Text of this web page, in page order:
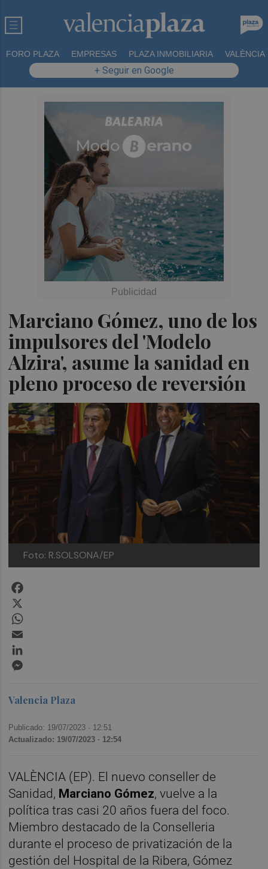
FORO PLAZA EMPRESAS PLAZA INMOBILIARIA VALÈNCIA
+ Seguir en Google
Marciano Gómez, uno de los
impulsores del 'Modelo
Alzira', asume la sanidad en
pleno proceso de reversión
Foto: R.SOLSONA/EP
Valencia Plaza
Publicado: 19/07/2023 · 12:51
Actualizado: 19/07/2023 · 12:54
VALÈNCIA (EP). El nuevo conseller de
Sanidad, Marciano Gómez, vuelve a la
política tras casi 20 años fuera del foco.
Miembro destacado de la Conselleria
durante el proceso de privatización de la
gestión del Hospital de la Ribera, Gómez